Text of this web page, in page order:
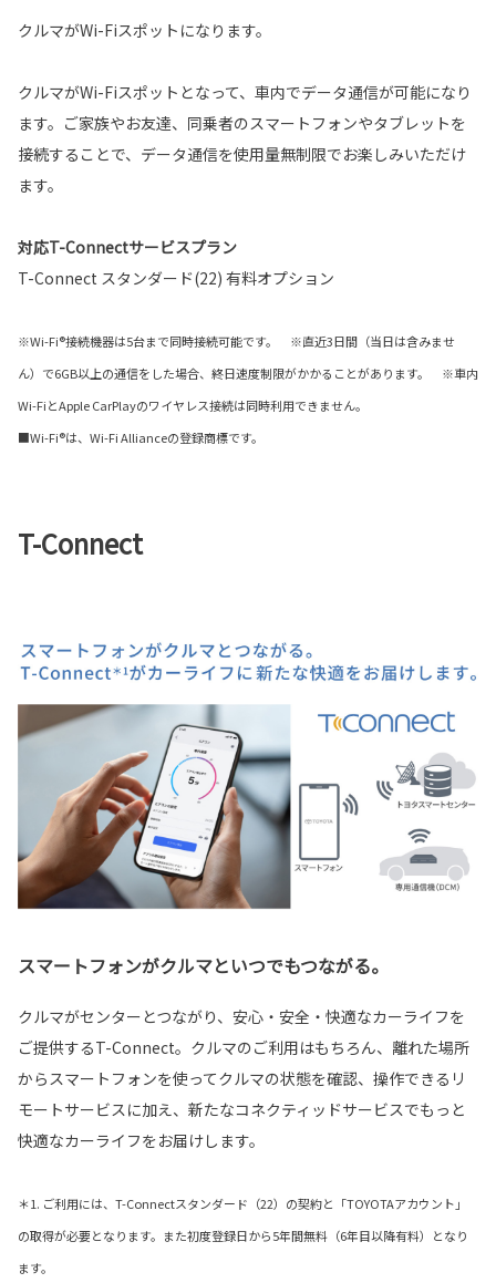
クルマがWi-Fiスポットになります。
クルマがWi-Fiスポットとなって、車内でデータ通信が可能になり
ます。ご家族やお友達、同乗者のスマートフォンやタブレットを
接続することで、データ通信を使用量無制限でお楽しみいただけ
ます。
対応T-Connectサービスプラン
T-Connect スタンダード(22) 有料オプション
※Wi-Fi®接続機器は5台まで同時接続可能です。 ※直近3日間（当日は含みませ
ん）で6GB以上の通信をした場合、終日速度制限がかかることがあります。 ※車内
Wi-FiとApple CarPlayのワイヤレス接続は同時利用できません。
■Wi-Fi®は、Wi-Fi Allianceの登録商標です。
T-Connect
スマートフォンがクルマといつでもつながる。
クルマがセンターとつながり、安心・安全・快適なカーライフを
ご提供するT-Connect。クルマのご利用はもちろん、離れた場所
からスマートフォンを使ってクルマの状態を確認、操作できるリ
モートサービスに加え、新たなコネクティッドサービスでもっと
快適なカーライフをお届けします。
＊1. ご利用には、T-Connectスタンダード（22）の契約と「TOYOTAアカウント」
の取得が必要となります。また初度登録日から5年間無料（6年目以降有料）となり
ます。